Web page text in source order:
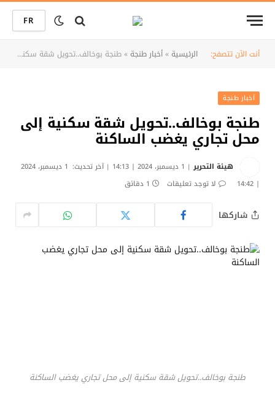
FR
أنت الآن تتصفح: الرئيسية»أخبار طنجة»طنجة بوخالف..تحويل شقة سكنية إلى محل تجاري يغضب الساكنة
أخبار طنجة
طنجة بوخالف..تحويل شقة سكنية إلى
محل تجاري يغضب الساكنة
هيئة التحرير 1 ديسمبر، 2024 | 14:13 آخر تحديث:
1 ديسمبر، 2024
| 14:42
لا توجد تعليقات 1 دقائق
شاركها
طنجة بوخالف..تحويل شقة سكنية إلى محل تجاري يغضب الساكنة